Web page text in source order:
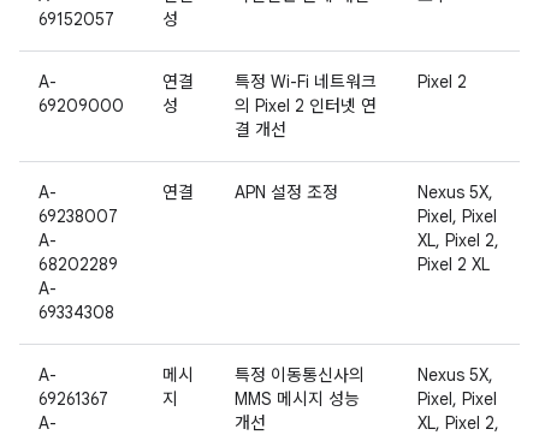
69152057
성
A-
69209000
연결
성
특정 Wi-Fi 네트워크
의 Pixel 2 인터넷 연
결 개선
Pixel 2
A-
69238007
A-
68202289
A-
69334308
연결 APN 설정 조정
Nexus 5X,
Pixel, Pixel
XL, Pixel 2,
Pixel 2 XL
A-
69261367
A-
메시
지
특정 이동통신사의
MMS 메시지 성능
개선
Nexus 5X,
Pixel, Pixel
XL, Pixel 2,